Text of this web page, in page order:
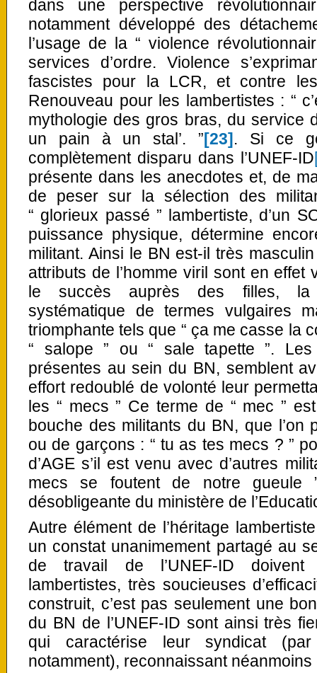
dans une perspective
notamment développé des
l’usage de la “ violence
services d’ordre. Violence
fascistes pour la LCR, et contre
Renouveau pour les lambertistes : “
mythologie des gros bras, du service
un pain à un stal’. ”[23] . Si ce
complètement disparu dans l’UNEF-ID
présente dans les anecdotes et, de
de peser sur la sélection des
“ glorieux passé ” lambertiste, d’un
puissance physique, détermine
militant. Ainsi le BN est-il très
attributs de l’homme viril sont en
le succès auprès des filles, la
systématique de termes vulgaires
triomphante tels que “ ça me casse la
“ salope ” ou “ sale tapette ”.
présentes au sein du BN, semblent
effort redoublé de volonté leur
les “ mecs ” Ce terme de “ mec ”
bouche des militants du BN, que l’on
ou de garçons : “ tu as tes mecs ? ”
d’AGE s’il est venu avec d’autres
mecs se foutent de notre gueule
désobligeante du ministère de
Autre élément de l’héritage
un constat unanimement partagé au
de travail de l’UNEF-ID doivent
lambertistes, très soucieuses
construit, c’est pas seulement une
du BN de l’UNEF-ID sont ainsi très
qui caractérise leur syndicat
notamment), reconnaissant néanmoins